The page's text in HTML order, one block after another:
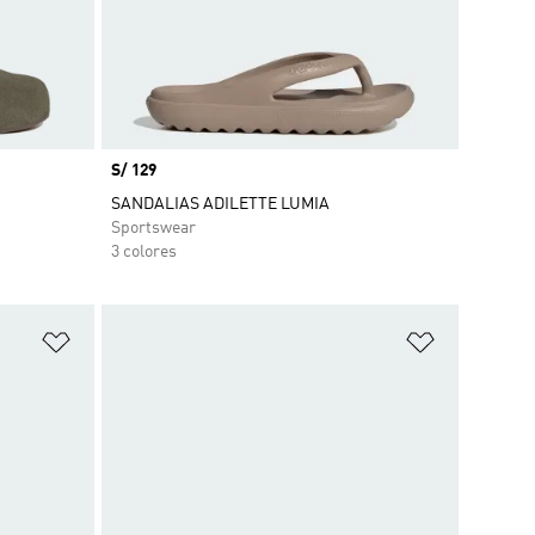
Precio
S/ 129
SANDALIAS ADILETTE LUMIA
Sportswear
3 colores